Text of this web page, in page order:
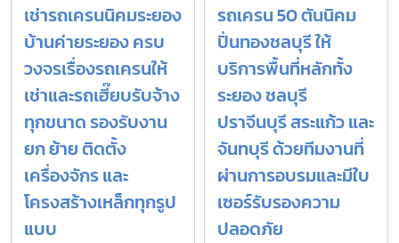
เช่ารถเครนนิคมระยอง
บ้านค่ายระยอง ครบ
วงจรเรื่องรถเครนให้
เช่าและรถเฮี๊ยบรับจ้าง
ทุกขนาด รองรับงาน
ยก ย้าย ติดตั้ง
เครื่องจักร และ
โครงสร้างเหล็กทุกรูป
แบบ
รถเครน 50 ตันนิคม
ปิ่นทองชลบุรี ให้
บริการพื้นที่หลักทั้ง
ระยอง ชลบุรี
ปราจีนบุรี สระแก้ว และ
จันทบุรี ด้วยทีมงานที่
ผ่านการอบรมและมีใบ
เซอร์รับรองความ
ปลอดภัย